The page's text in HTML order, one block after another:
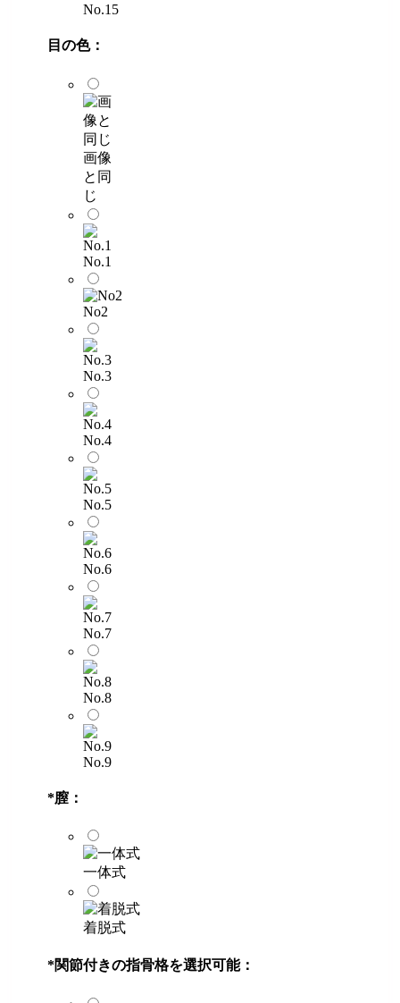
No.15
目の色：
画像
と同
じ
No.1
No2
No.3
No.4
No.5
No.6
No.7
No.8
No.9
*膣：
一体式
着脱式
*関節付きの指骨格を選択可能：